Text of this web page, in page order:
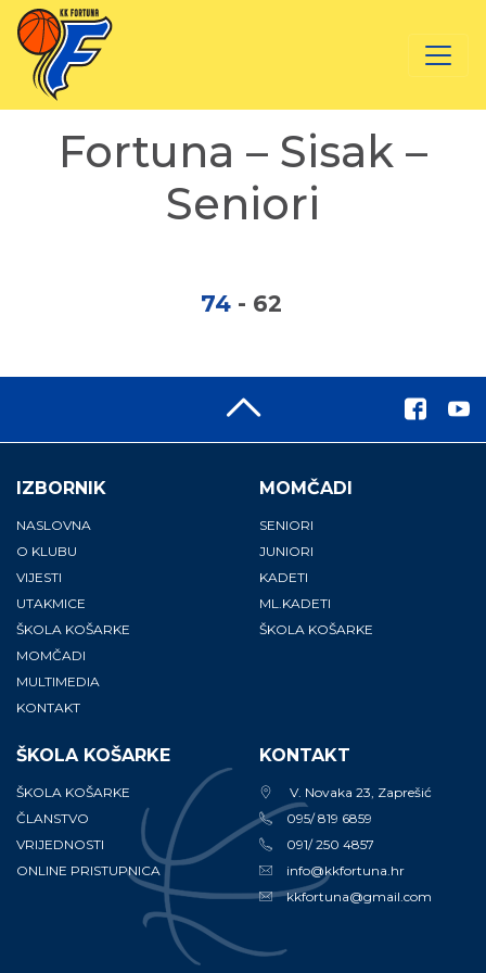
Fortuna – Sisak –
Seniori
74 - 62
IZBORNIK
NASLOVNA
O KLUBU
VIJESTI
UTAKMICE
ŠKOLA KOŠARKE
MOMČADI
MULTIMEDIA
KONTAKT
MOMČADI
SENIORI
JUNIORI
KADETI
ML.KADETI
ŠKOLA KOŠARKE
ŠKOLA KOŠARKE
ŠKOLA KOŠARKE
ČLANSTVO
VRIJEDNOSTI
ONLINE PRISTUPNICA
KONTAKT
V. Novaka 23, Zaprešić
095/ 819 6859
091/ 250 4857
info@kkfortuna.hr
kkfortuna@gmail.com